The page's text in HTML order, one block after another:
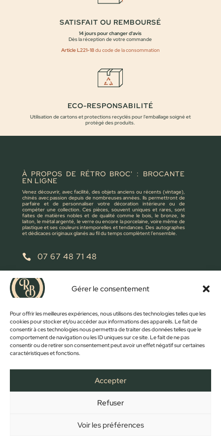
Gérer le consentement
Pour offrir les meilleures expériences, nous utilisons des technologies telles que les
cookies pour stocker et/ou accéder aux informations des appareils. Le fait de
consentir à ces technologies nous permettra de traiter des données telles que le
comportement de navigation ou les ID uniques sur ce site. Le fait de ne pas
consentir ou de retirer son consentement peut avoir un effet négatif sur certaines
caractéristiques et fonctions.
Accepter
Refuser
Voir les préférences
SATISFAIT OU REMBOURSÉ
14 jours pour changer d'avis
Dès la réception de votre commande
Article L221-18du code de la consommation
ECO-RESPONSABILITÉ
Utilisation de cartons et protections recyclés pour l'emballage soigné et
protégé des produits.
À PROPOS DE RÉTRO BROC' : BROCANTE
EN LIGNE
Venez découvrir, avec facilité, des objets anciens ou récents (vintage),
chinés avec passion depuis de nombreuses années. Ils permettront de
parfaire et de personnaliser votre décoration intérieure ou de
compéter une collection. Ces pièces, souvent uniques et rares, sont
faites de matières nobles et de qualité comme le bois, le bronze, le
laiton, le métal argenté, le verre ou encore la porcelaine, voire même de
plastique et ses couleurs intemporelles et tendances. Des autographes
et dédicaces originaux glanés au fil du temps complètent l’ensemble.
 07 67 48 71 48
 retrobroc85@gmail.com
BOUTIQUE
CONFIDENTIALITÉ